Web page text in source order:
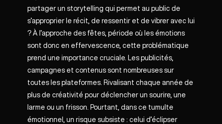
partager un storytelling qui permet au public de
s’approprier le récit, de ressentir et de vibrer avec lui
? À l’approche des fêtes, période où les émotions
sont donc en effervescence, cette problématique
prend une importance cruciale. Les publicités,
campagnes et contenus sont nombreuses sur
toutes les plateformes. Rivalisant chaque année de
plus de créativité pour déclencher un sourire, une
larme ou un frisson. Pourtant, dans ce tumulte
émotionnel, un risque subsiste : celui d’éclipser